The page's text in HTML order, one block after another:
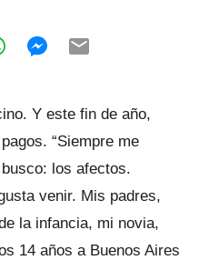
Y este fin de año,
“Siempre me
los afectos.
venir. Mis padres,
la infancia, mi novia,
14 años a Buenos Aires